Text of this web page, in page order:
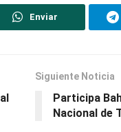
Enviar
Siguiente Noticia
Participa
Nacional de